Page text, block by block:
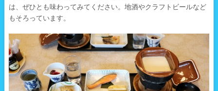
は、ぜひとも味わってみてください。地酒やクラフトビールなど
もそろっています。